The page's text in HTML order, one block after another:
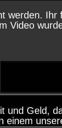
werden. Ihr
Video
und Geld,